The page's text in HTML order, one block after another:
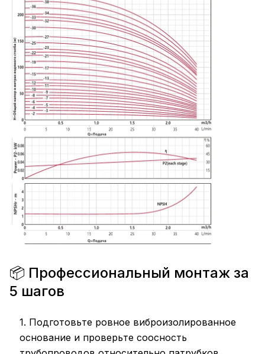
📦 Профессиональный монтаж за
5 шагов
1. Подготовьте ровное виброизолированное
основание и проверьте соосность